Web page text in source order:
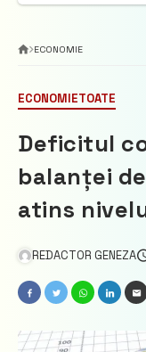
ECONOMIE
ECONOMIETOATE
Deficitul
balanței
atins
REDACTOR GENEZA